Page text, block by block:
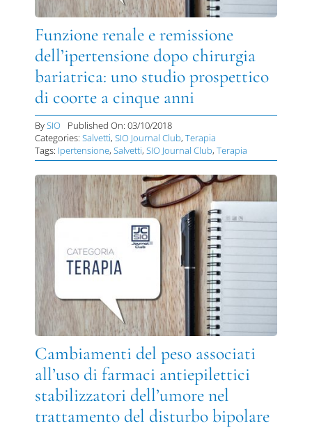
Funzione renale e remissione
dell’ipertensione dopo chirurgia
bariatrica: uno studio prospettico
di coorte a cinque anni
BySIO
Published On: 03/10/2018
Categories: Salvetti, SIO Journal Club, Terapia
Tags: Ipertensione, Salvetti, SIO Journal Club, Terapia
Cambiamenti del peso associati
all’uso di farmaci antiepilettici
stabilizzatori dell’umore nel
trattamento del disturbo bipolare